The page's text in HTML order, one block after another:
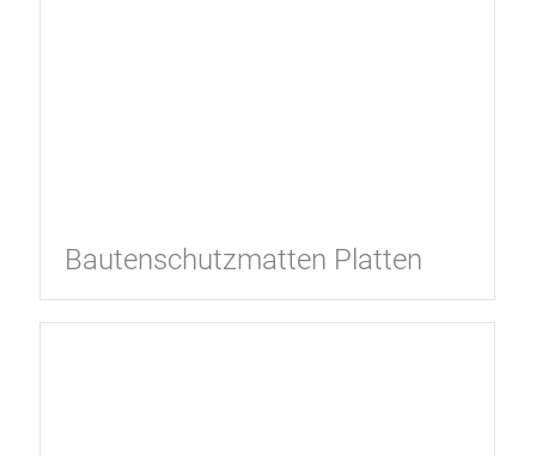
Bautenschutzmatten Platten